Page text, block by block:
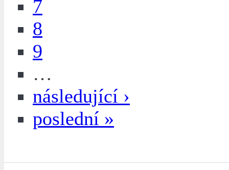
7
8
9
…
následující ›
poslední »